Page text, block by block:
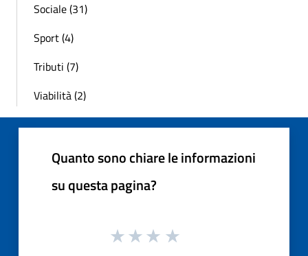
Sociale (31)
Sport (4)
Tributi (7)
Viabilità (2)
Quanto sono chiare le informazioni
su questa pagina?